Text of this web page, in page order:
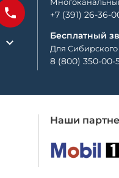
+7 (391) 26-36-
Бесплатный
Для
8 (800) 350-00-
Наши